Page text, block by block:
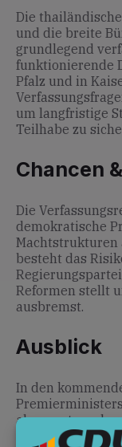
Die
und die breite
grundlegend
funktionierende
Pfalz und in
um langfristige
Teilhabe zu
Chancen
Die
demokratische
Machtstrukturen
besteht das
Reformen stellt
ausbremst.
Ausblick
In den
abzuwarten, ob
konkrete